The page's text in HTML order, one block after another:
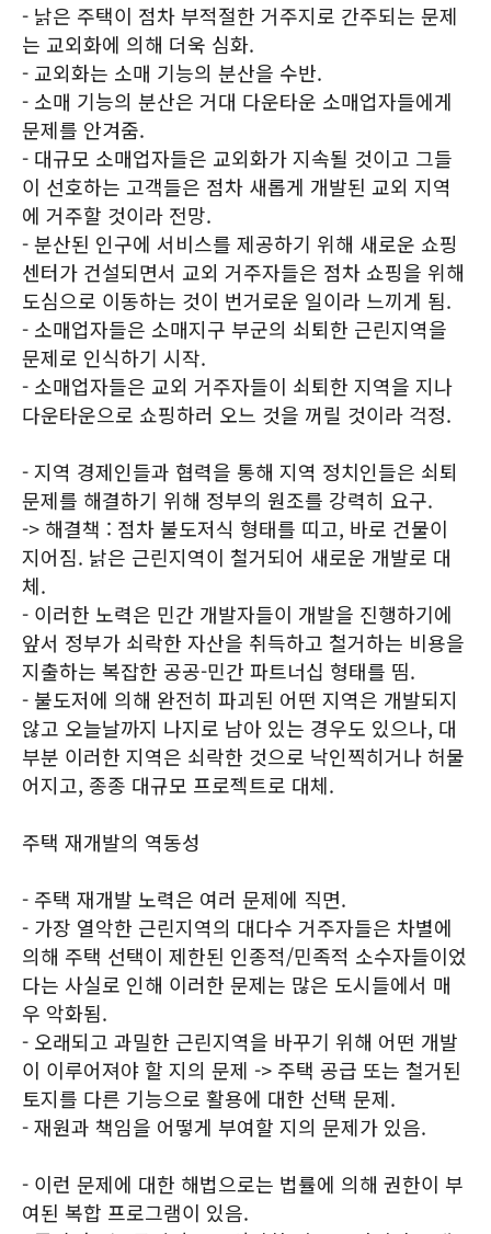
- 낡은 주택이 점차 부적절한 거주지로 간주되는 문제
는 교외화에 의해 더욱 심화.
- 교외화는 소매 기능의 분산을 수반.
- 소매 기능의 분산은 거대 다운타운 소매업자들에게
문제를 안겨줌.
- 대규모 소매업자들은 교외화가 지속될 것이고 그들
이 선호하는 고객들은 점차 새롭게 개발된 교외 지역
에 거주할 것이라 전망.
- 분산된 인구에 서비스를 제공하기 위해 새로운 쇼핑
센터가 건설되면서 교외 거주자들은 점차 쇼핑을 위해
도심으로 이동하는 것이 번거로운 일이라 느끼게 됨.
- 소매업자들은 소매지구 부군의 쇠퇴한 근린지역을
문제로 인식하기 시작.
- 소매업자들은 교외 거주자들이 쇠퇴한 지역을 지나
다운타운으로 쇼핑하러 오느 것을 꺼릴 것이라 걱정.
- 지역 경제인들과 협력을 통해 지역 정치인들은 쇠퇴
문제를 해결하기 위해 정부의 원조를 강력히 요구.
-> 해결책 : 점차 불도저식 형태를 띠고, 바로 건물이
지어짐. 낡은 근린지역이 철거되어 새로운 개발로 대
체.
- 이러한 노력은 민간 개발자들이 개발을 진행하기에
앞서 정부가 쇠락한 자산을 취득하고 철거하는 비용을
지출하는 복잡한 공공-민간 파트너십 형태를 띰.
- 불도저에 의해 완전히 파괴된 어떤 지역은 개발되지
않고 오늘날까지 나지로 남아 있는 경우도 있으나, 대
부분 이러한 지역은 쇠락한 것으로 낙인찍히거나 허물
어지고, 종종 대규모 프로젝트로 대체.
주택 재개발의 역동성
- 주택 재개발 노력은 여러 문제에 직면.
- 가장 열악한 근린지역의 대다수 거주자들은 차별에
의해 주택 선택이 제한된 인종적/민족적 소수자들이었
다는 사실로 인해 이러한 문제는 많은 도시들에서 매
우 악화됨.
- 오래되고 과밀한 근린지역을 바꾸기 위해 어떤 개발
이 이루어져야 할 지의 문제 -> 주택 공급 또는 철거된
토지를 다른 기능으로 활용에 대한 선택 문제.
- 재원과 책임을 어떻게 부여할 지의 문제가 있음.
- 이런 문제에 대한 해법으로는 법률에 의해 권한이 부
여된 복합 프로그램이 있음.